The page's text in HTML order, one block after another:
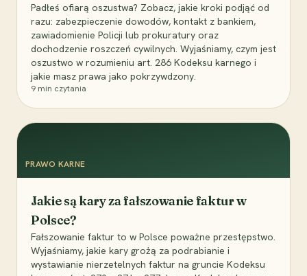
Padłeś ofiarą oszustwa? Zobacz, jakie kroki podjąć od
razu: zabezpieczenie dowodów, kontakt z bankiem,
zawiadomienie Policji lub prokuratury oraz
dochodzenie roszczeń cywilnych. Wyjaśniamy, czym jest
oszustwo w rozumieniu art. 286 Kodeksu karnego i
jakie masz prawa jako pokrzywdzony.
9 min czytania
PRAWO KARNE
Jakie są kary za fałszowanie faktur w
Polsce?
Fałszowanie faktur to w Polsce poważne przestępstwo.
Wyjaśniamy, jakie kary grożą za podrabianie i
wystawianie nierzetelnych faktur na gruncie Kodeksu